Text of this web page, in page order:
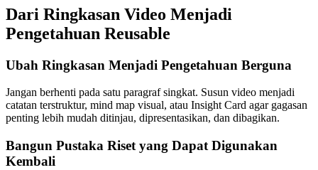
Dari Ringkasan Video Menjadi
Pengetahuan Reusable
Ubah Ringkasan Menjadi Pengetahuan Berguna
Jangan berhenti pada satu paragraf singkat. Susun video menjadi
catatan terstruktur, mind map visual, atau Insight Card agar gagasan
penting lebih mudah ditinjau, dipresentasikan, dan dibagikan.
Bangun Pustaka Riset yang Dapat Digunakan
Kembali